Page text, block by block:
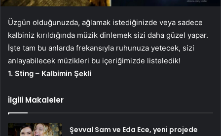
Üzgün ​​olduğunuzda, ağlamak istediğinizde veya sadece
kalbiniz kırıldığında müzik dinlemek sizi daha güzel yapar.
İşte tam bu anlarda frekansıyla ruhunuza yetecek, sizi
anlayabilecek müzikleri bu içeriğimizde listeledik!
1. Sting – Kalbimin Şekli
İlgili Makaleler
Şevval Sam ve Eda Ece, yeni projede